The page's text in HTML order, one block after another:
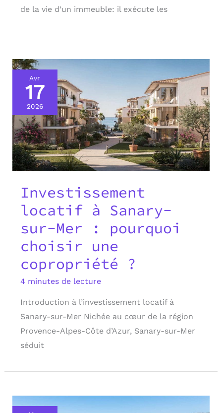
de la vie d’un immeuble: il exécute les
Avr
17
2026
Investissement
locatif à Sanary-
sur-Mer : pourquoi
choisir une
copropriété ?
4 minutes de lecture
Introduction à l’investissement locatif à
Sanary-sur-Mer Nichée au cœur de la région
Provence-Alpes-Côte d’Azur, Sanary-sur-Mer
séduit